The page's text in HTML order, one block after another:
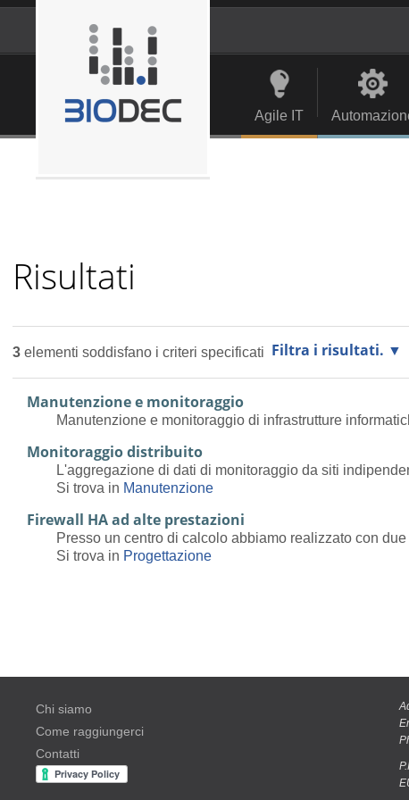
Agile IT
Risultati
3 elementi soddisfano i criteri specificati Filtra i risultati.
Manutenzione e monitoraggio
Manutenzione e monitoraggio di infrastrutture
Monitoraggio distribuito
L'aggregazione di dati di monitoraggio da siti
Si trova in Manutenzione
Firewall HA ad alte prestazioni
Presso un centro di calcolo abbiamo realizzato con
Si trova in Progettazione
Chi siamo
Come raggiungerci
Contatti